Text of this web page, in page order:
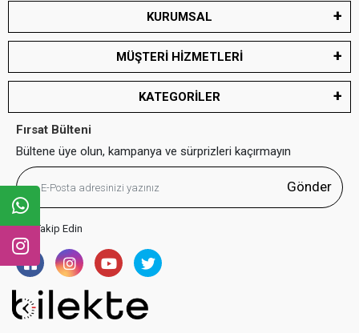
KURUMSAL
MÜŞTERİ HİZMETLERİ
KATEGORİLER
Fırsat Bülteni
Bültene üye olun, kampanya ve sürprizleri kaçırmayın
Gönder
Bizi Takip Edin